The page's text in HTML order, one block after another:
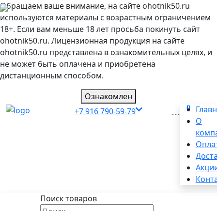
Обращаем ваше внимание, на сайте ohotnik50.ru
используются материалы с возрастным ограничением
18+. Если вам меньше 18 лет просьба покинуть сайт
ohotnik50.ru. Лицензионная продукция на сайте
ohotnik50.ru представлена в ознакомительных целях, и
не может быть оплачена и приобретена
дистанционным способом.
Ознакомлен
+7 916 790-59-79
0
...
О
Поиск товаров